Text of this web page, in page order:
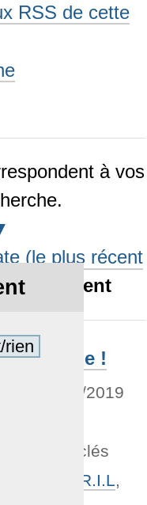
RSS de cette
à vos
rien
(le plus récent
: done !
02/10/2019
— Mots-clés
A.P.R.I.L,